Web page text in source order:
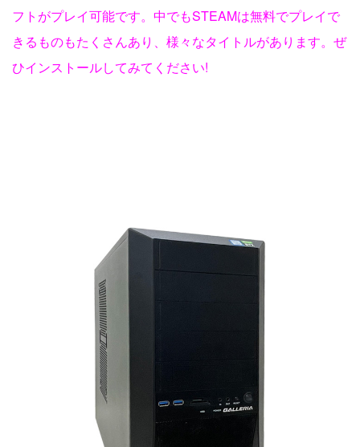
フトがプレイ可能です。中でもSTEAMは無料でプレイで
きるものもたくさんあり、様々なタイトルがあります。ぜ
ひインストールしてみてください!